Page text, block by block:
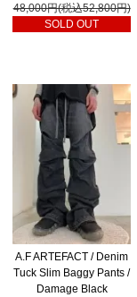
48,000円(税込52,800円)
SOLD OUT
A.F ARTEFACT / Denim
Tuck Slim Baggy Pants /
Damage Black